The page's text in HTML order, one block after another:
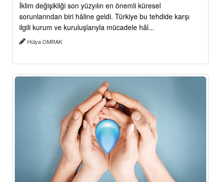
İklim değişikliği son yüzyılın en önemli küresel
sorunlarından biri hâline geldi. Türkiye bu tehdide karşı
ilgili kurum ve kuruluşlarıyla mücadele hâl...
Hülya OMRAK